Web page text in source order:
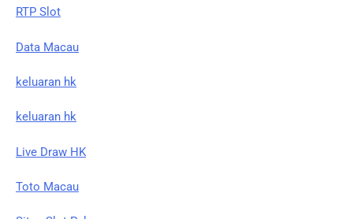
RTP Slot
Data Macau
keluaran hk
keluaran hk
Live Draw HK
Toto Macau